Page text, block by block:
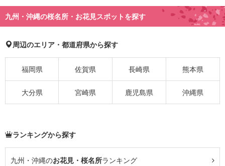
九州・沖縄の桜名所・お花見スポットを探す
周辺のエリア・都道府県から探す
福岡県 佐賀県 長崎県 熊本県
大分県 宮崎県 鹿児島県 沖縄県
ランキングから探す
九州・沖縄のお花見・桜名所ランキング